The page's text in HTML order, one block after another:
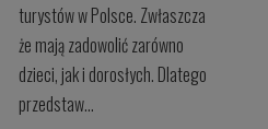
turystów w Polsce. Zwłaszcza
że mają zadowolić zarówno
dzieci, jak i dorosłych. Dlatego
przedstaw...